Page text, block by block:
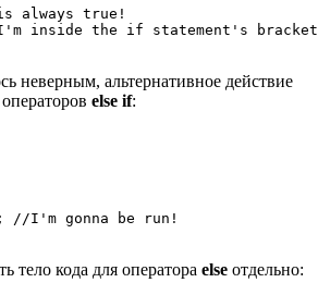
true!
inside the if statement's
неверным, альтернативное действие
else if:
//I'm gonna be run!
тело кода для оператора else отдельно: